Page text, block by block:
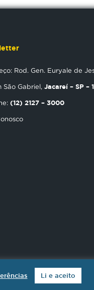
Rod. Gen. Euryale de
São Gabriel, Jacareí – SP –
(12) 2127 – 3000
Li e aceito